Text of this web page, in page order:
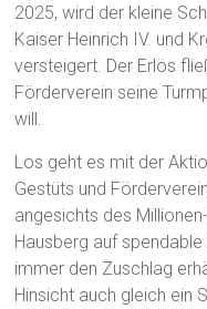
2025, wird der kleine
Kaiser Heinrich IV. und
versteigert. Der Erlös
Förderverein seine
will.
Los geht es mit der
Gestüts und
angesichts des
Hausberg auf
immer den Zuschlag
Hinsicht auch gleich ein